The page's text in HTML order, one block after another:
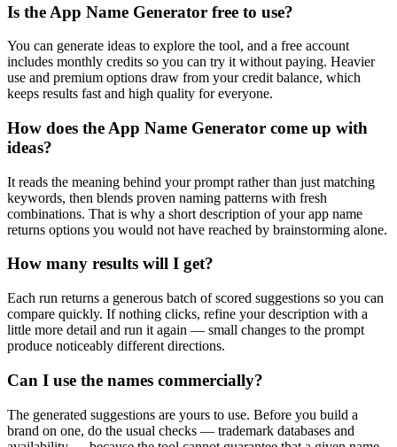
Is the App Name Generator free to use?
You can generate ideas to explore the tool, and a free account
includes monthly credits so you can try it without paying. Heavier
use and premium options draw from your credit balance, which
keeps results fast and high quality for everyone.
How does the App Name Generator come up with
ideas?
It reads the meaning behind your prompt rather than just matching
keywords, then blends proven naming patterns with fresh
combinations. That is why a short description of your app name
returns options you would not have reached by brainstorming alone.
How many results will I get?
Each run returns a generous batch of scored suggestions so you can
compare quickly. If nothing clicks, refine your description with a
little more detail and run it again — small changes to the prompt
produce noticeably different directions.
Can I use the names commercially?
The generated suggestions are yours to use. Before you build a
brand on one, do the usual checks — trademark databases and